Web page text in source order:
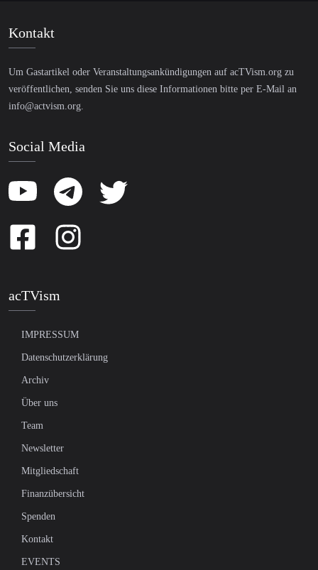
Kontakt
Um Gastartikel oder Veranstaltungsankündigungen auf acTVism.org zu
veröffentlichen, senden Sie uns diese Informationen bitte per E-Mail an
info@actvism.org.
Social Media
acTVism
IMPRESSUM
Datenschutzerklärung
Archiv
Über uns
Team
Newsletter
Mitgliedschaft
Finanzübersicht
Spenden
Kontakt
EVENTS